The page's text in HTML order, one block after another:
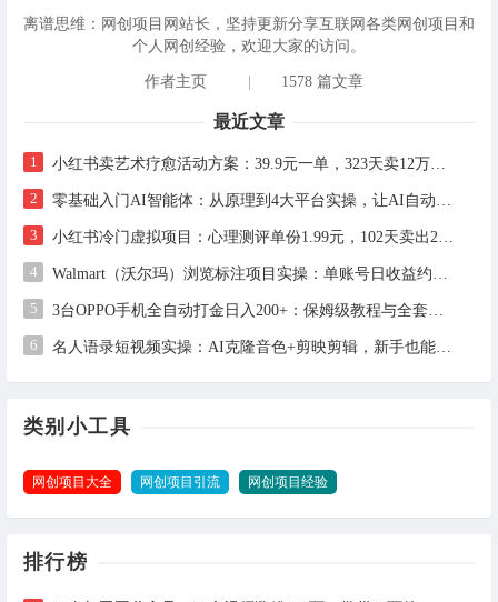
离谱思维：网创项目网站长，坚持更新分享互联网各类网创项目和
个人网创经验，欢迎大家的访问。
作者主页 1578 篇文章
最近文章
1 小红书卖艺术疗愈活动方案：39.9元一单，323天卖12万+的完整实操拆解
2 零基础入门AI智能体：从原理到4大平台实操，让AI自动干活
3 小红书冷门虚拟项目：心理测评单份1.99元，102天卖出2.4万份，月入1万+
4 Walmart（沃尔玛）浏览标注项目实操：单账号日收益约3美金，电脑可多开
5 3台OPPO手机全自动打金日入200+：保姆级教程与全套工具详解
6 名人语录短视频实操：AI克隆音色+剪映剪辑，新手也能快速起号
类别小工具
网创项目大全 网创项目引流 网创项目经验
排行榜